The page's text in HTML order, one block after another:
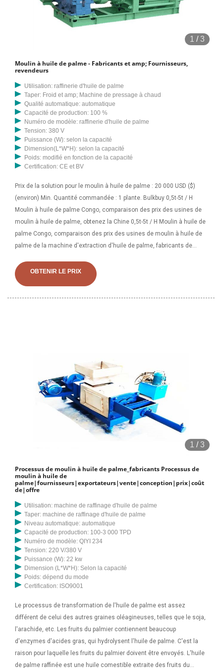
1 /3
Moulin à huile de palme - Fabricants et amp; Fournisseurs,
revendeurs
Utilisation: raffinerie d'huile de palme
Taper: Froid et amp; Machine de pressage à chaud
Qualité automatique: automatique
Capacité de production: 100 %
Numéro de modèle: raffinerie d'huile de palme
Tension: 380 V
Puissance (W): selon la capacité
Dimension(L*W*H): selon la capacité
Poids: modifié en fonction de la capacité
Certification: CE et BV
Prix de la solution pour le moulin à huile de palme : 20 000 USD ($)
(environ) Min. Quantité commandée : 1 plante. Bulkbuy 0,5t-5t / H
Moulin à huile de palme Congo, comparaison des prix des usines de
moulin à huile de palme, obtenez la Chine 0,5t-5t / H Moulin à huile de
palme Congo, comparaison des prix des usines de moulin à huile de
palme de la machine d'extraction d'huile de palme, fabricants de
OBTENIR LE PRIX
1 /3
Processus de moulin à huile de palme_fabricants Processus de
moulin à huile de
palme|fournisseurs|exportateurs|vente|conception|prix|coût
de|offre
Utilisation: machine de raffinage d'huile de palme
Taper: machine de raffinage d'huile de palme
Niveau automatique: automatique
Capacité de production: 100-3 000 TPD
Numéro de modèle: QIYI 234
Tension: 220 V/380 V
Puissance (W): 22 kw
Dimension (L*W*H): Selon la capacité
Poids: dépend du mode
Certification: ISO9001
Le processus de transformation de l'huile de palme est assez
différent de celui des autres graines oléagineuses, telles que le soja,
l'arachide, etc. Les fruits du palmier contiennent beaucoup
d'enzymes d'acides gras, qui hydrolysent l'huile de palme. C'est la
raison pour laquelle les fruits du palmier doivent être envoyés. L'huile
de palme raffinée est une huile comestible extraite des fruits du